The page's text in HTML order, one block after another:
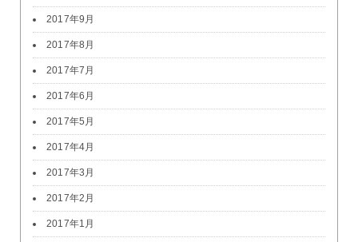
2017年9月
2017年8月
2017年7月
2017年6月
2017年5月
2017年4月
2017年3月
2017年2月
2017年1月